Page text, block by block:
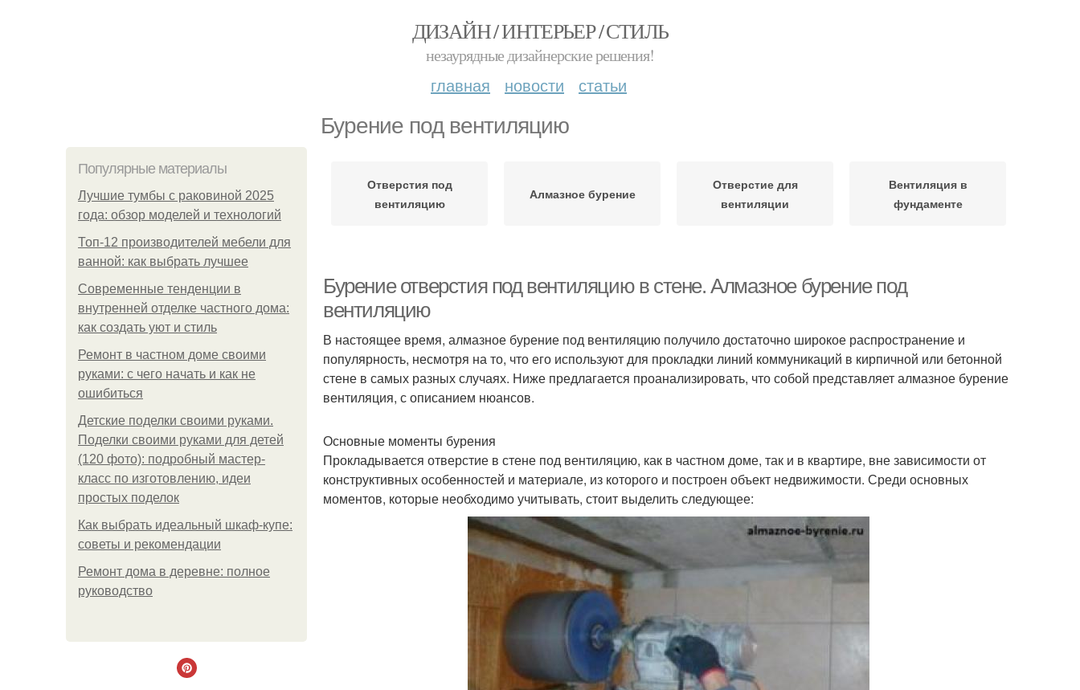
ДИЗАЙН / ИНТЕРЬЕР / СТИЛЬ
незаурядные дизайнерские решения!
главная новости статьи
Бурение под вентиляцию
Популярные материалы
Лучшие тумбы с раковиной 2025
года: обзор моделей и технологий
Топ-12 производителей мебели для
ванной: как выбрать лучшее
Современные тенденции в
внутренней отделке частного дома:
как создать уют и стиль
Ремонт в частном доме своими
руками: с чего начать и как не
ошибиться
Детские поделки своими руками.
Поделки своими руками для детей
(120 фото): подробный мастер-
класс по изготовлению, идеи
простых поделок
Как выбрать идеальный шкаф-купе:
советы и рекомендации
Ремонт дома в деревне: полное
руководство
Отверстия под
вентиляцию
Алмазное бурение
Отверстие для
вентиляции
Вентиляция в
фундаменте
Бурение отверстия под вентиляцию в стене. Алмазное бурение под
вентиляцию
В настоящее время, алмазное бурение под вентиляцию получило достаточно широкое распространение и
популярность, несмотря на то, что его используют для прокладки линий коммуникаций в кирпичной или бетонной
стене в самых разных случаях. Ниже предлагается проанализировать, что собой представляет алмазное бурение
вентиляция, с описанием нюансов.
Основные моменты бурения
Прокладывается отверстие в стене под вентиляцию, как в частном доме, так и в квартире, вне зависимости от
конструктивных особенностей и материале, из которого и построен объект недвижимости. Среди основных
моментов, которые необходимо учитывать, стоит выделить следующее: